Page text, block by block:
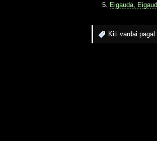
Eigauda,
Kiti vardai pagal